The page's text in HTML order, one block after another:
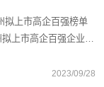
拟上市高企百强榜单
上市高企百强企业”
榜单发布会现场作为
2023/09/28